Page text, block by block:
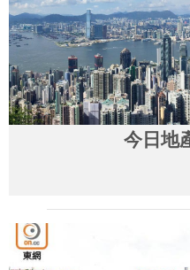
今日地